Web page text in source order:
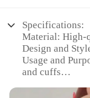
Specifications:
Material: High-
Design and
Usage and
and cuffs
and durability